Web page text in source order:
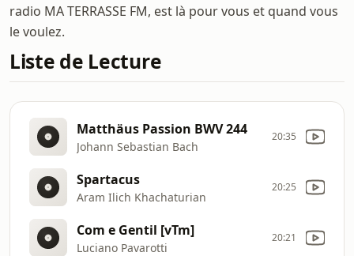
radio MA TERRASSE FM, est là pour vous et quand vous
le voulez.
Liste de Lecture
Matthäus Passion BWV 244
Johann Sebastian Bach
20:35
Spartacus
Aram Ilich Khachaturian
20:25
Com e Gentil [vTm]
Luciano Pavarotti
20:21